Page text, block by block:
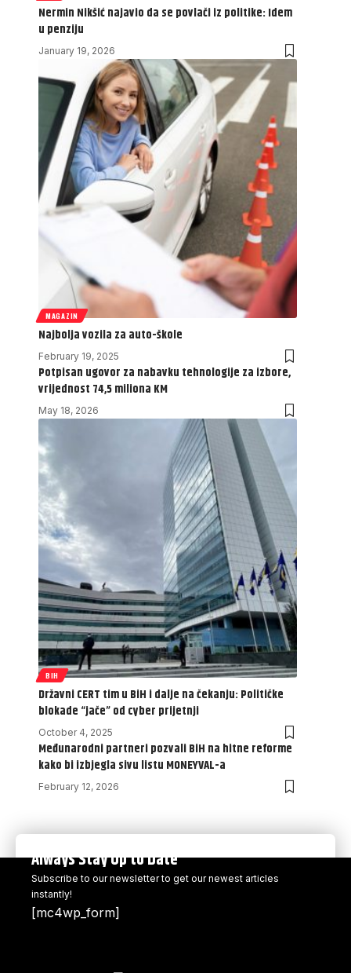
Nermin Nikšić najavio da se povlači iz politike: Idem
u penziju
January 19, 2026
MAGAZIN
Najbolja vozila za auto-škole
February 19, 2025
Potpisan ugovor za nabavku tehnologije za izbore,
vrijednost 74,5 miliona KM
May 18, 2026
BIH
Državni CERT tim u BiH i dalje na čekanju: Političke
blokade “jače” od cyber prijetnji
October 4, 2025
Međunarodni partneri pozvali BiH na hitne reforme
kako bi izbjegla sivu listu MONEYVAL-a
February 12, 2026
Always Stay Up to Date
Subscribe to our newsletter to get our newest articles
instantly!
[mc4wp_form]